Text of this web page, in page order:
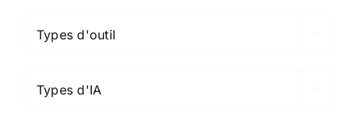
Types d'outil
Types d'IA